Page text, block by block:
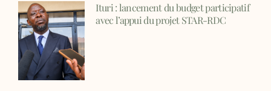
Ituri : lancement du budget participatif
avec l’appui du projet STAR-RDC